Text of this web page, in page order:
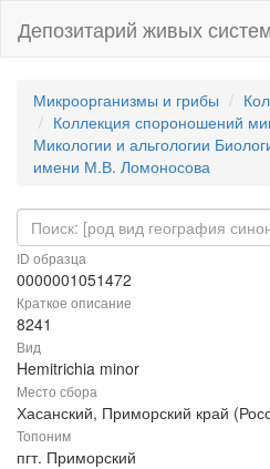
Депозитарий живых систем
Микроорганизмы и грибы
Коллекция спороношений
Микологии и альгологии
имени М.В. Ломоносова
ID образца
0000001051472
Краткое описание
8241
Вид
Hemitrichia minor
Место сбора
Хасанский, Приморский край
Топоним
пгт. Приморский